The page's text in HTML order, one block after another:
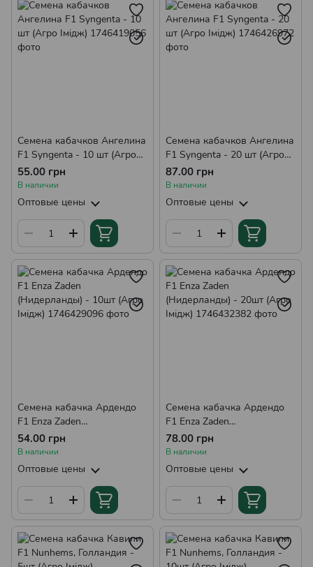
Семена кабачков Ангелина
F1 Syngenta - 10 шт (Агро
Імідж)
55.00 грн
В наличии
Оптовые цены
Семена кабачков Ангелина
F1 Syngenta - 20 шт (Агро
Імідж)
87.00 грн
В наличии
Оптовые цены
Семена кабачка Ардендо
F1 Enza Zaden
(Нидерланды) - 10шт (Агро
Імідж)
54.00 грн
В наличии
Оптовые цены
Семена кабачка Ардендо
F1 Enza Zaden
(Нидерланды) - 20шт (Агро
Імідж)
78.00 грн
В наличии
Оптовые цены